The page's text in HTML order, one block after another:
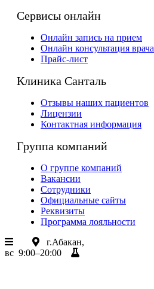
Сервисы онлайн
Онлайн запись на прием
Онлайн консультация врача
Прайс-лист
Клиника Санталь
Отзывы наших пациентов
Лицензии
Контактная информация
Группа компаний
О группе компаний
Вакансии
Сотрудники
Официальные сайты
Реквизиты
Программа лояльности
г.Абакан,
вс 9:00–20:00